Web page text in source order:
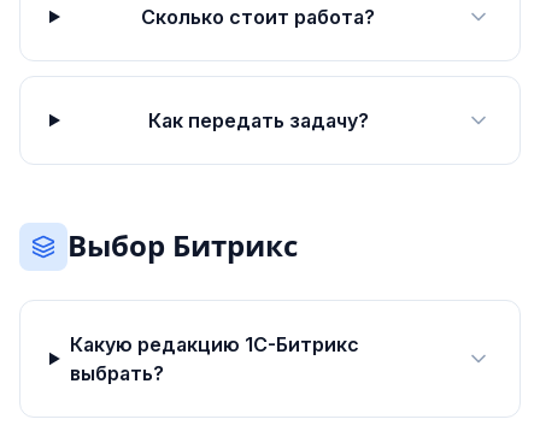
Сколько стоит работа?
Как передать задачу?
Выбор Битрикс
Какую редакцию 1С-Битрикс
выбрать?